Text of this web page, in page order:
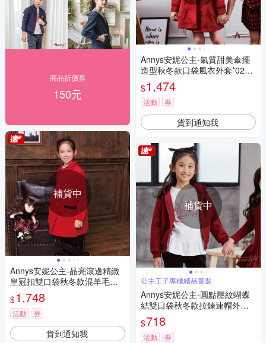
商品折價券
150元
補貨中
Annys安妮公主-晶亮滾邊精緻
皇冠扣雙口袋秋冬款混羊毛大
衣*6680紅色
$1,748
活動 券
貨到通知我
Annys安妮公主-氣質甜美傘擺
造型秋冬款口袋風衣外套*0298
紅色
$1,474
活動 券
貨到通知我
補貨中
公主王子專櫃精品童裝
Annys安妮公主-圓點壓紋蝴蝶
結雙口袋秋冬款拉鍊連帽外套*
9417紅色
$718
活動 券